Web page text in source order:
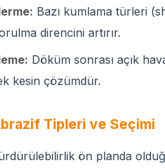
Bazı kumlama türleri
direncini artırır.
Döküm sonrası açık
kesin çözümdür.
Tipleri ve Seçimi
ön planda